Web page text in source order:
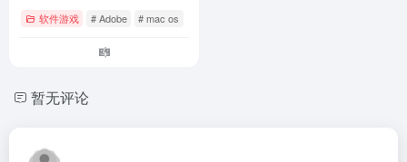
软件游戏 # Adobe # mac os
暂无评论